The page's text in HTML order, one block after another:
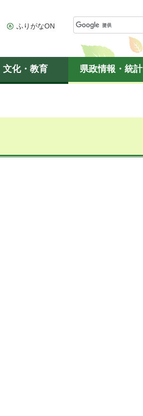
ふりがなON
文化・教育 県政情報・統計